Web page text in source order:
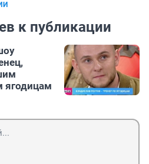
к публикации
ягодицам